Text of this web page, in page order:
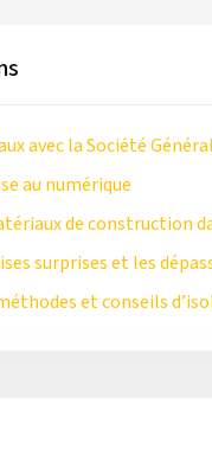
avec la Société
au numérique
de construction
surprises et les
et conseils